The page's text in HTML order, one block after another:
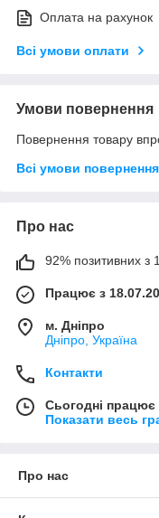
Оплата на рахунок
Всі умови оплати
Умови повернення
Повернення товару
Всі умови повернення
Про нас
92% позитивних з
Працює з
м. Дніпро
Дніпро, Україна
Контакти
Сьогодні працює
Показати весь
Про нас